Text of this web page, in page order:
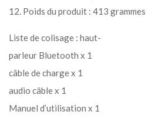
12. Poids du produit : 413 grammes
Liste de colisage : haut-
parleur Bluetooth x 1
câble de charge x 1
audio câble x 1
Manuel d’utilisation x 1